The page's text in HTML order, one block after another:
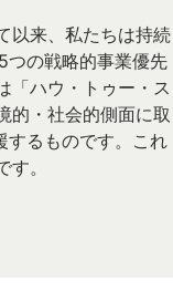
以来、私たちは持続
つの戦略的事業優先
「ハウ・トゥー・ス
的・社会的側面に取
するものです。これ
。